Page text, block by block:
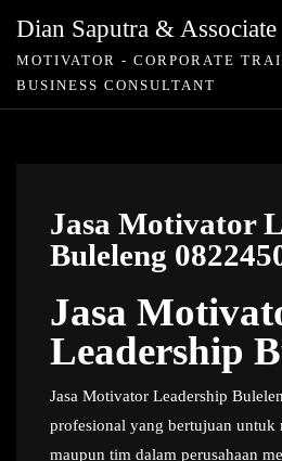
Dian Saputra & Associate
MOTIVATOR - CORPORATE
BUSINESS CONSULTANT
Jasa Motivator
Buleleng
Jasa
Leadership
Jasa Motivator Leadership
profesional yang bertujuan untuk
maupun tim dalam perusahaan